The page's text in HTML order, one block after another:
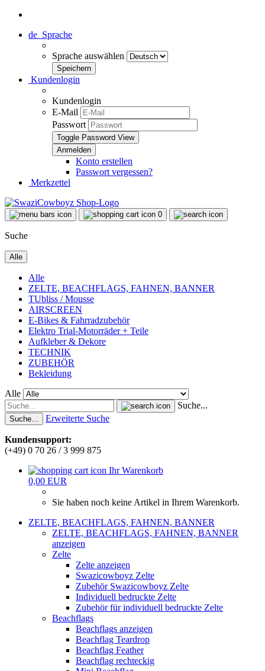
de Sprache
Sprache auswählen
Kundenlogin
Kundenlogin
E-Mail
Passwort
Toggle Password View
Konto erstellen
Passwort vergessen?
Merkzettel
0
Suche
Alle
Alle
ZELTE, BEACHFLAGS, FAHNEN, BANNER
TUbliss / Mousse
AIRSCREEN
E-Bikes & Fahrradzubehör
Elektro Trial-Motorräder + Teile
Aufkleber & Dekore
TECHNIK
ZUBEHÖR
Bekleidung
Alle
Suche...
Suche... Erweiterte Suche
Kundensupport:
(+49) 0 70 26 / 3 999 875
Ihr Warenkorb
0,00 EUR
Sie haben noch keine Artikel in Ihrem Warenkorb.
ZELTE, BEACHFLAGS, FAHNEN, BANNER
ZELTE, BEACHFLAGS, FAHNEN, BANNER
anzeigen
Zelte
Zelte anzeigen
Swazicowboyz Zelte
Zubehör Swazicowboyz Zelte
Individuell bedruckte Zelte
Zubehör für individuell bedruckte Zelte
Beachflags
Beachflags anzeigen
Beachflag Teardrop
Beachflag Feather
Beachflag rechteckig